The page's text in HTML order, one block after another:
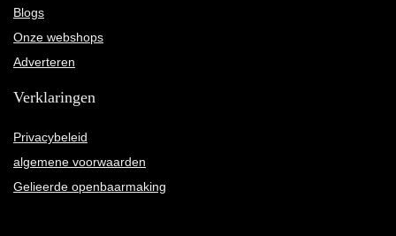
Blogs
Onze webshops
Adverteren
Verklaringen
Privacybeleid
algemene voorwaarden
Gelieerde openbaarmaking